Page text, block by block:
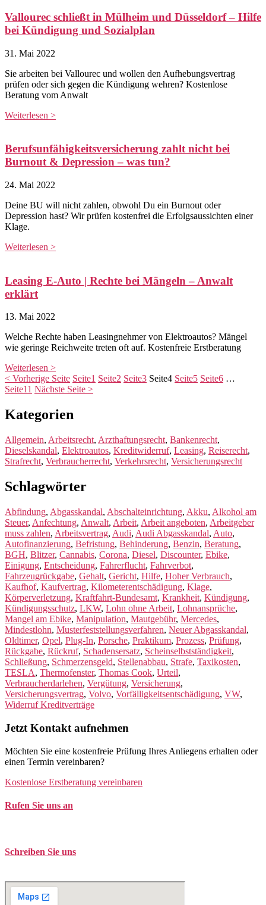
Vallourec schließt in Mülheim und Düsseldorf – Hilfe
bei Kündigung und Sozialplan
31. Mai 2022
Sie arbeiten bei Vallourec und wollen den Aufhebungsvertrag
prüfen oder sich gegen die Kündigung wehren? Kostenlose
Beratung vom Anwalt
Weiterlesen >
Berufsunfähigkeitsversicherung zahlt nicht bei
Burnout & Depression – was tun?
24. Mai 2022
Deine BU will nicht zahlen, obwohl Du ein Burnout oder
Depression hast? Wir prüfen kostenfrei die Erfolgsaussichten einer
Klage.
Weiterlesen >
Leasing E-Auto | Rechte bei Mängeln – Anwalt
erklärt
13. Mai 2022
Welche Rechte haben Leasingnehmer von Elektroautos? Mängel
wie geringe Reichweite treten oft auf. Kostenfreie Erstberatung
Weiterlesen >
< Vorherige Seite Seite1 Seite2 Seite3 Seite4 Seite5 Seite6 …
Seite11 Nächste Seite >
Kategorien
Allgemein, Arbeitsrecht, Arzthaftungsrecht, Bankenrecht,
Dieselskandal, Elektroautos, Kreditwiderruf, Leasing, Reiserecht,
Strafrecht, Verbraucherrecht, Verkehrsrecht, Versicherungsrecht
Schlagwörter
Abfindung, Abgasskandal, Abschalteinrichtung, Akku, Alkohol am
Steuer, Anfechtung, Anwalt, Arbeit, Arbeit angeboten, Arbeitgeber
muss zahlen, Arbeitsvertrag, Audi, Audi Abgasskandal, Auto,
Autofinanzierung, Befristung, Behinderung, Benzin, Beratung,
BGH, Blitzer, Cannabis, Corona, Diesel, Discounter, Ebike,
Einigung, Entscheidung, Fahrerflucht, Fahrverbot,
Fahrzeugrückgabe, Gehalt, Gericht, Hilfe, Hoher Verbrauch,
Kaufhof, Kaufvertrag, Kilometerentschädigung, Klage,
Körperverletzung, Kraftfahrt-Bundesamt, Krankheit, Kündigung,
Kündigungsschutz, LKW, Lohn ohne Arbeit, Lohnansprüche,
Mangel am Ebike, Manipulation, Mautgebühr, Mercedes,
Mindestlohn, Musterfeststellungsverfahren, Neuer Abgasskandal,
Oldtimer, Opel, Plug-In, Porsche, Praktikum, Prozess, Prüfung,
Rückgabe, Rückruf, Schadensersatz, Scheinselbstständigkeit,
Schließung, Schmerzensgeld, Stellenabbau, Strafe, Taxikosten,
TESLA, Thermofenster, Thomas Cook, Urteil,
Verbraucherdarlehen, Vergütung, Versicherung,
Versicherungsvertrag, Volvo, Vorfälligkeitsentschädigung, VW,
Widerruf Kreditverträge
Jetzt Kontakt aufnehmen
Möchten Sie eine kostenfreie Prüfung Ihres Anliegens erhalten oder
einen Termin vereinbaren?
Kostenlose Erstberatung vereinbaren
Rufen Sie uns an
Schreiben Sie uns